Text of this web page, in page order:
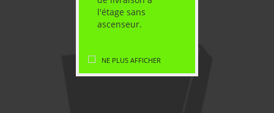
l'étage sans
ascenseur.
NE PLUS AFFICHER